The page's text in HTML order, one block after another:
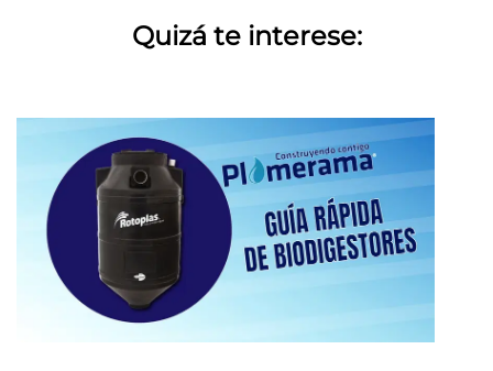
Quizá te interese: